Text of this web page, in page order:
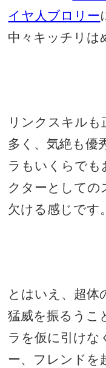
イヤ人ブロリー
中々キッチリは
リンクスキルも
多く、気絶も優
ラもいくらでも
クターとしての
欠ける感じです。
とはいえ、超体
猛威を振るうこ
ラを仮に引けな
ー、フレンドを